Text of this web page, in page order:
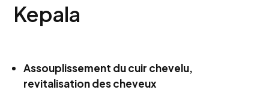
Kepala
Assouplissement du cuir chevelu,
revitalisation des cheveux